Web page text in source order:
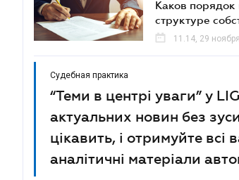
Каков
структуре
11.14, 29
Судебная практика
“Теми в центрі уваги” у
актуальних новин без
цікавить, і отримуйте
аналітичні матеріали